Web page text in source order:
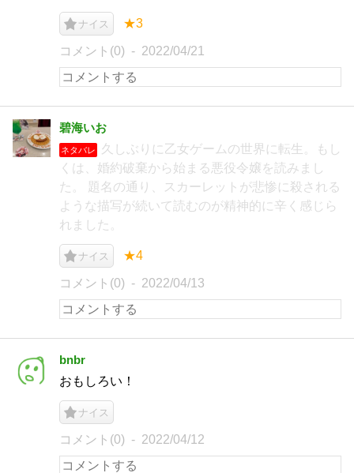
ナイス ★3
コメント(0) 2022/04/21
碧海いお
ネタバレ
久しぶりに乙女ゲームの世界に転生。もし
くは、婚約破棄から始まる悪役令嬢を読みまし
た。 題名の通り、スカーレットが悲惨に殺される
ような描写が続いて読むのが精神的に辛く感じら
れました。
ナイス ★4
コメント(0) 2022/04/13
bnbr
おもしろい！
ナイス
コメント(0) 2022/04/12